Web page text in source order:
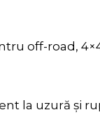
off-road,
la uzură și